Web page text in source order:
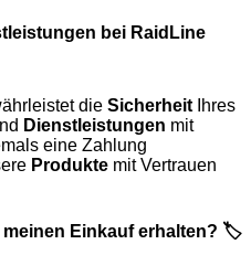
bei RaidLine
die Sicherheit Ihres
Dienstleistungen mit
eine Zahlung
Produkte mit Vertrauen
Einkauf erhalten? 🏷️